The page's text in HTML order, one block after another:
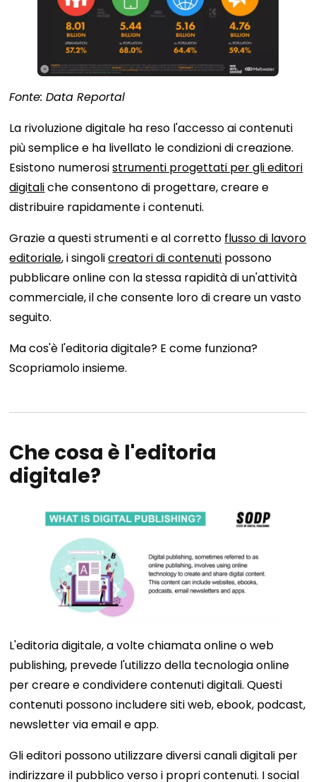
Fonte: Data Reportal
La rivoluzione digitale ha reso l'accesso ai contenuti
più semplice e ha livellato le condizioni di creazione.
Esistono numerosistrumenti progettati per gli editori
digitaliche consentono di progettare, creare e
distribuire rapidamente i contenuti.
Grazie a questi strumenti e al corretto flusso di lavoro
editoriale, i singolicreatori di contenuti possono
pubblicare online con la stessa rapidità di un'attività
commerciale, il che consente loro di creare un vasto
seguito.
Ma cos'è l'editoria digitale? E come funziona?
Scopriamolo insieme.
Che cosa è l'editoria
digitale?
L'editoria digitale, a volte chiamata online o web
publishing, prevede l'utilizzo della tecnologia online
per creare e condividere contenuti digitali. Questi
contenuti possono includere siti web, ebook, podcast,
newsletter via email e app.
Gli editori possono utilizzare diversi canali digitali per
indirizzare il pubblico verso i propri contenuti. I social